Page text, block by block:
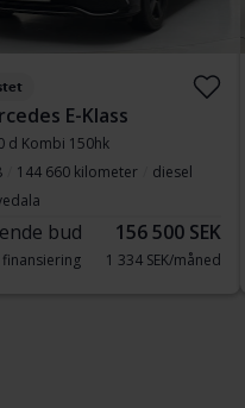
E-Klass
d Kombi 150hk
144 660 kilometer
diesel
bud 156 500 SEK
finansiering 1 334 SEK/måned